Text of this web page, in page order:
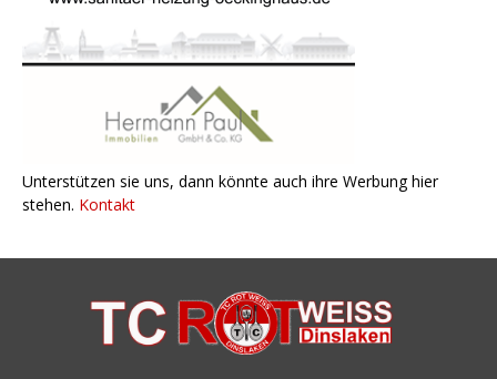
Unterstützen sie uns, dann könnte auch ihre Werbung hier
stehen. Kontakt